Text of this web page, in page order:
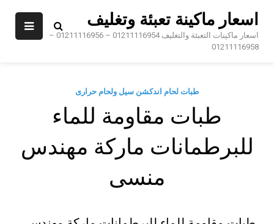
اسعار ماكينة تعبئة وتغليف
اسعار ماكينات التعبئة والتغليف 01211116954 – 01211116956 –
01211116958
طبات لحام اندكشن سيل ولحام حرارى
طبات مقاومة للماء
للبرطمانات ماركة مهندس
منسى